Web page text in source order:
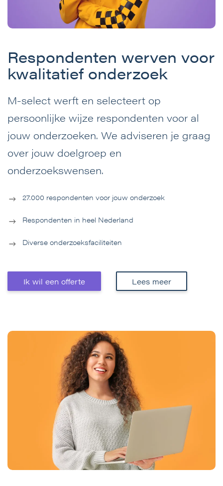
Respondenten werven voor
kwalitatief onderzoek
M-select werft en selecteert op
persoonlijke wijze respondenten voor al
jouw onderzoeken. We adviseren je graag
over jouw doelgroep en
onderzoekswensen.
27.000 respondenten voor jouw onderzoek
Respondenten in heel Nederland
Diverse onderzoeksfaciliteiten
Ik wil een offerte Lees meer